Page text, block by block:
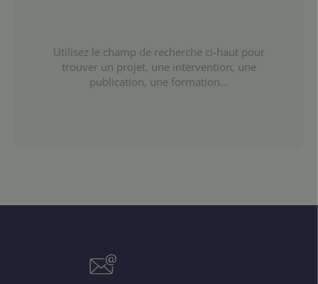
Utilisez le champ de recherche ci-haut pour
trouver un projet, une intervention, une
publication, une formation...